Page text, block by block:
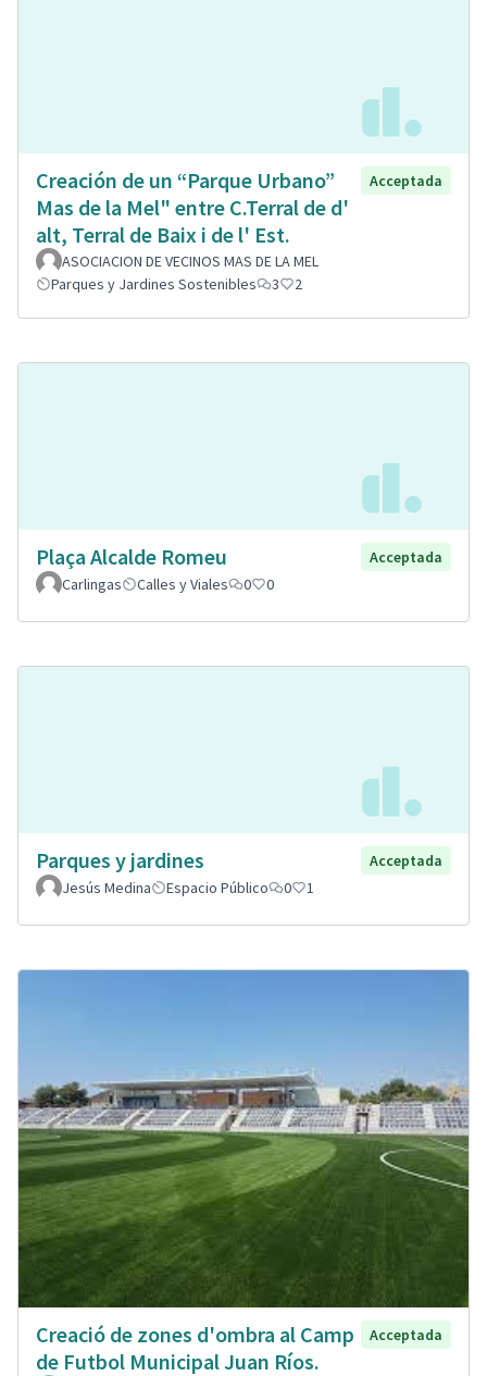
Creación de un “Parque Urbano”
Mas de la Mel" entre C.Terral de d'
alt, Terral de Baix i de l' Est.
Acceptada
ASOCIACION DE VECINOS MAS DE LA MEL
Parques y Jardines Sostenibles
3 2
Plaça Alcalde Romeu
Acceptada
Carlingas
Calles y Viales 0 0
Parques y jardines
Acceptada
Jesús Medina
Espacio Público 0 1
Creació de zones d'ombra al Camp
de Futbol Municipal Juan Ríos.
Acceptada